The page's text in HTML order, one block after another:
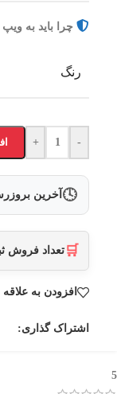
چرا باید به
رنگ
-
+
🕓 آخرین
🛒 تعداد فروش
افزودن به
اشتراک گذاری:
5